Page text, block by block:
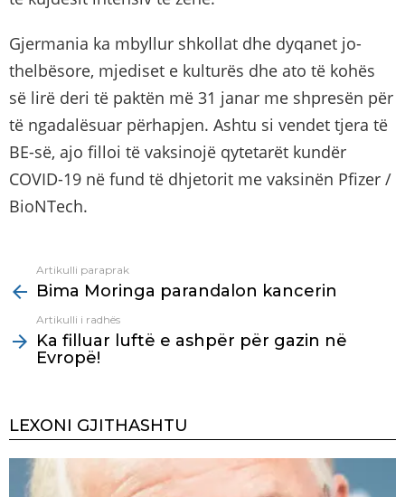
Gjermania ka mbyllur shkollat dhe dyqanet jo-
thelbësore, mjediset e kulturës dhe ato të kohës
së lirë deri të paktën më 31 janar me shpresën për
të ngadalësuar përhapjen. Ashtu si vendet tjera të
BE-së, ajo filloi të vaksinojë qytetarët kundër
COVID-19 në fund të dhjetorit me vaksinën Pfizer /
BioNTech.
more
Artikulli paraprak
Bima Moringa parandalon kancerin
Artikulli i radhës
Ka filluar luftë e ashpër për gazin në
Evropë!
LEXONI GJITHASHTU